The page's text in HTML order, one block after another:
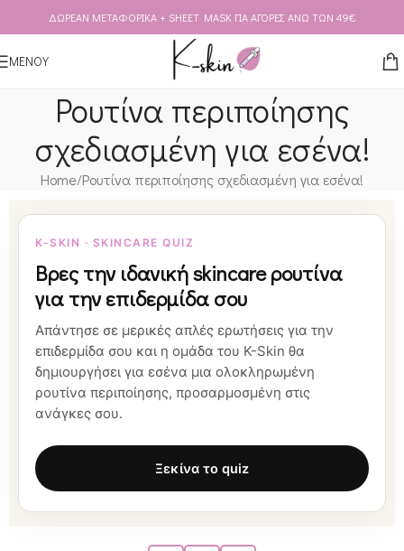
Skip to navigation
Skip to main content
ΔΩΡΕΑΝ ΜΕΤΑΦΟΡΙΚΑ + SHEET MASK ΓΙΑ ΑΓΟΡΕΣ ΑΝΩ ΤΩΝ 49€
ΜΕΝΟΥ
Ρουτίνα περιποίησης
σχεδιασμένη για εσένα!
Home Ρουτίνα περιποίησης σχεδιασμένη για εσένα!
K-SKIN · SKINCARE QUIZ
Βρες την ιδανική skincare ρουτίνα
για την επιδερμίδα σου
Απάντησε σε μερικές απλές ερωτήσεις για την
επιδερμίδα σου και η ομάδα του K-Skin θα
δημιουργήσει για εσένα μια ολοκληρωμένη
ρουτίνα περιποίησης, προσαρμοσμένη στις
ανάγκες σου.
Ξεκίνα το quiz